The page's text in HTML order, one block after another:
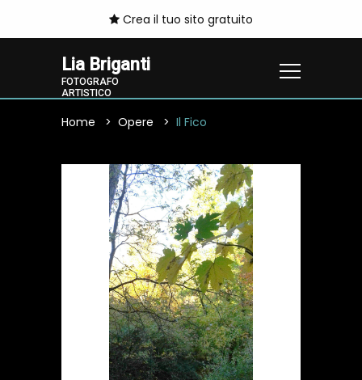
Crea il tuo sito gratuito
Lia Briganti
FOTOGRAFO
ARTISTICO
Home Opere Il Fico